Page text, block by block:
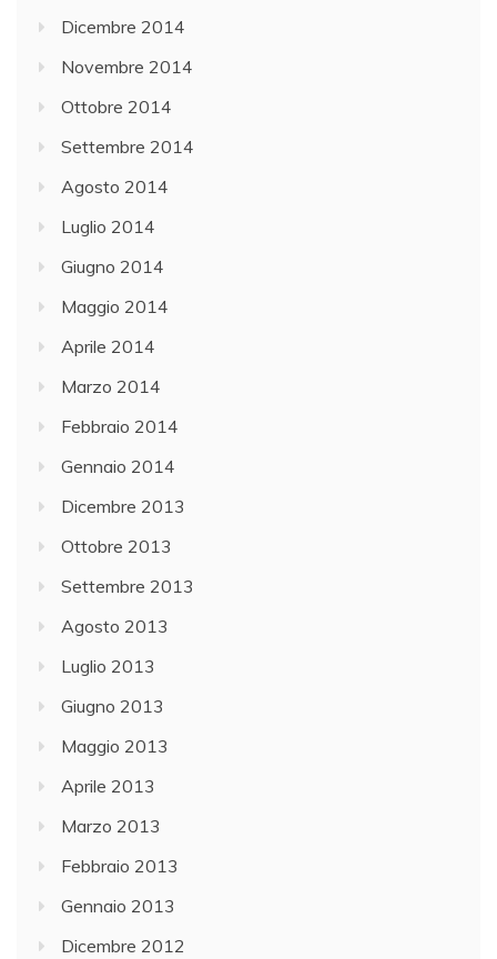
Dicembre 2014
Novembre 2014
Ottobre 2014
Settembre 2014
Agosto 2014
Luglio 2014
Giugno 2014
Maggio 2014
Aprile 2014
Marzo 2014
Febbraio 2014
Gennaio 2014
Dicembre 2013
Ottobre 2013
Settembre 2013
Agosto 2013
Luglio 2013
Giugno 2013
Maggio 2013
Aprile 2013
Marzo 2013
Febbraio 2013
Gennaio 2013
Dicembre 2012